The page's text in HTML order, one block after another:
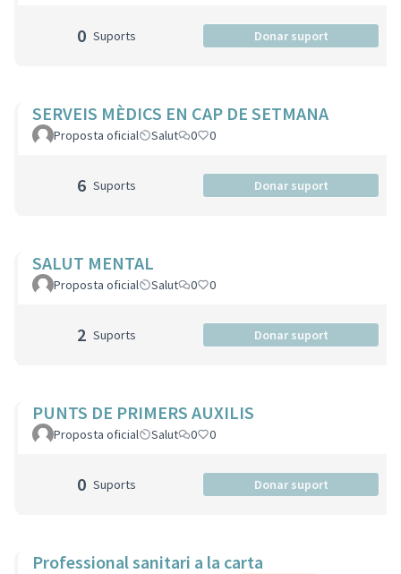
0 Suports Donar suport
SERVEIS MÈDICS EN CAP DE SETMANA
Proposta oficial Salut 0 0
6 Suports Donar suport
SALUT MENTAL
Proposta oficial Salut 0 0
2 Suports Donar suport
PUNTS DE PRIMERS AUXILIS
Proposta oficial Salut 0 0
0 Suports Donar suport
Professional sanitari a la carta